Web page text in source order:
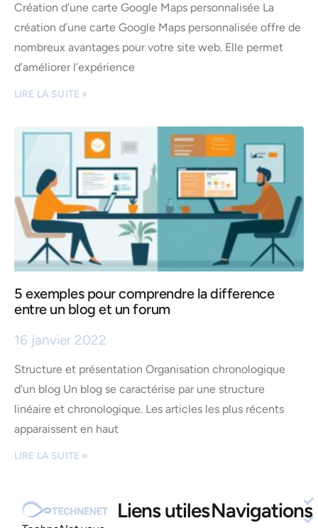
Création d’une carte Google Maps personnalisée La
création d’une carte Google Maps personnalisée offre de
nombreux avantages pour votre site web. Elle permet
d’améliorer l’expérience
LIRE LA SUITE »
5 exemples pour comprendre la difference
entre un blog et un forum
16 janvier 2022
Structure et présentation Organisation chronologique
d'un blog Un blog se caractérise par une structure
linéaire et chronologique. Les articles les plus récents
apparaissent en haut
LIRE LA SUITE »
Liens utilesNavigations